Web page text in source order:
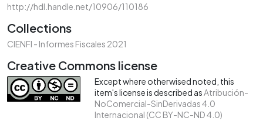
http://hdl.handle.net/10906/110186
Collections
CIENFI - Informes Fiscales 2021
Creative Commons license
Except where otherwised noted, this
item's license is described asAtribución-
NoComercial-SinDerivadas 4.0
Internacional (CC BY-NC-ND 4.0)